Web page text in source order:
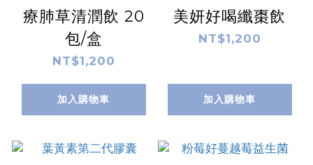
療肺草清潤飲 20
包/盒
NT$1,200
加入購物車
美妍好喝纖棗飲
NT$1,200
加入購物車